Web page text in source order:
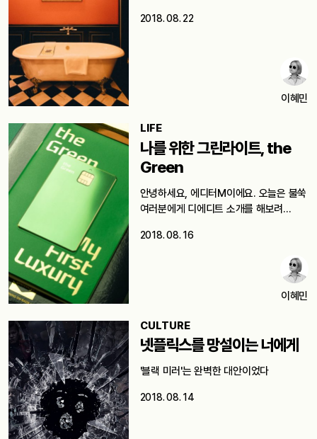
2018. 08. 22
이혜민
LIFE
나를 위한 그린라이트, the
Green
안녕하세요, 에디터M이에요. 오늘은 불쑥
여러분에게 디에디트 소개를 해보려
2018. 08. 16
이혜민
CULTURE
넷플릭스를 망설이는 너에게
'블랙 미러'는 완벽한 대안이었다
2018. 08. 14